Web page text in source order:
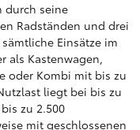
durch seine
Radständen und drei
Einsätze im
als Kastenwagen,
oder Kombi mit bis zu
liegt bei bis zu
zu 2.500
mit geschlossenen